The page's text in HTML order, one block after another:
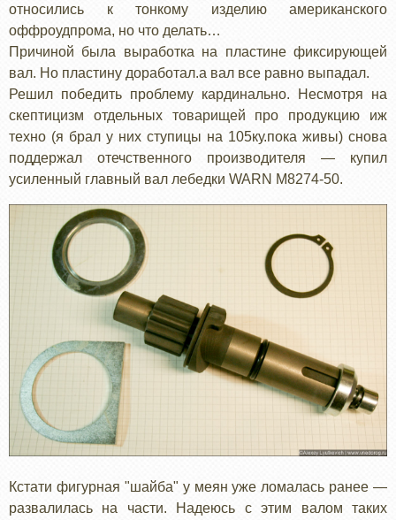
относились к тонкому изделию американского
оффроудпрома, но что делать…
Причиной была выработка на пластине фиксирующей
вал. Но пластину доработал.а вал все равно выпадал.
Решил победить проблему кардинально. Несмотря на
скептицизм отдельных товарищей про продукцию иж
техно (я брал у них ступицы на 105ку.пока живы) снова
поддержал отечственного производителя — купил
усиленный главный вал лебедки WARN M8274-50.
Кстати фигурная "шайба" у меян уже ломалась ранее —
развалилась на части. Надеюсь с этим валом таких